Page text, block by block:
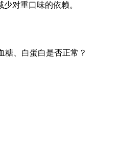
对重口味的依赖。
、白蛋白是否正常？